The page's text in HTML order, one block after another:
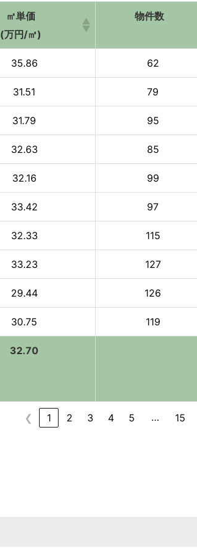
㎡単価
(万円/㎡)
物件数
35.86 62
31.51 79
31.79 95
32.63 85
32.16 99
33.42 97
32.33 115
33.23 127
29.44 126
30.75 119
32.70
❮ 1 2 3 4 5 … 15